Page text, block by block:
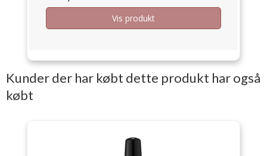
Vis produkt
Kunder der har købt dette produkt har også
købt